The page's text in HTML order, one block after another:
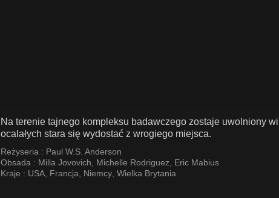
Na terenie tajnego kompleksu badawczego zostaje uwolniony
ocalałych stara się wydostać z wrogiego miejsca.
Reżyseria : Paul W.S. Anderson
Obsada : Milla Jovovich Michelle Rodriguez
Eric Mabius
Kraje : USA Francja Niemcy Wielka Brytania